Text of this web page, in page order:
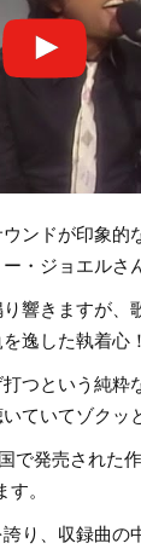
ンドが印象的
・ジョエルさ
響きますが、
逸した執着心！
つという純粋
ていてゾクッ
で発売された
。
り、収録曲の